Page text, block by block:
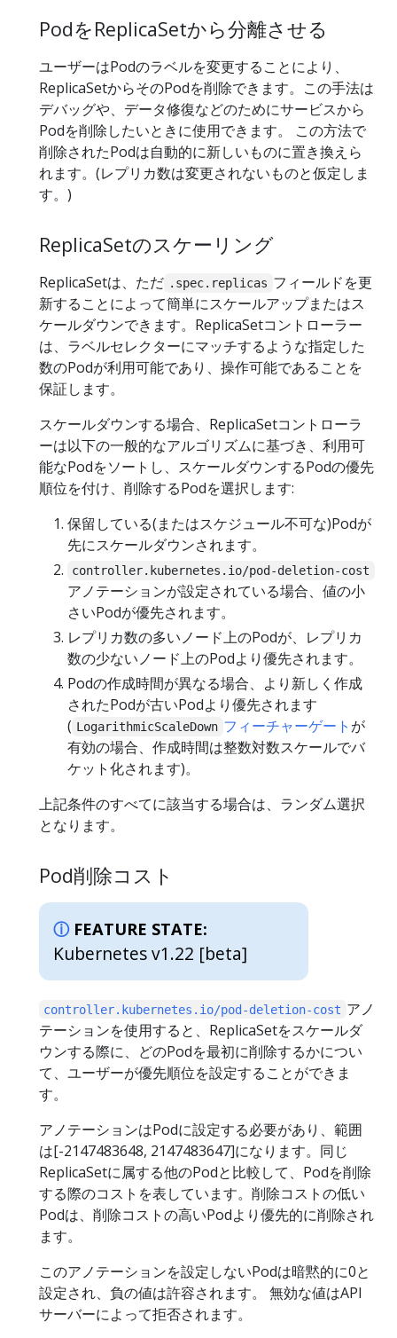
PodをReplicaSetから分離させる
ユーザーはPodのラベルを変更することにより、
ReplicaSetからそのPodを削除できます。この手法は
デバッグや、データ修復などのためにサービスから
Podを削除したいときに使用できます。 この方法で
削除されたPodは自動的に新しいものに置き換えら
れます。(レプリカ数は変更されないものと仮定しま
す。)
ReplicaSetのスケーリング
ReplicaSetは、ただ .spec.replicas フィールドを更
新することによって簡単にスケールアップまたはス
ケールダウンできます。ReplicaSetコントローラー
は、ラベルセレクターにマッチするような指定した
数のPodが利用可能であり、操作可能であることを
保証します。
スケールダウンする場合、ReplicaSetコントローラ
ーは以下の一般的なアルゴリズムに基づき、利用可
能なPodをソートし、スケールダウンするPodの優先
順位を付け、削除するPodを選択します:
保留している(またはスケジュール不可な)Podが
先にスケールダウンされます。
controller.kubernetes.io/pod-deletion-cost
アノテーションが設定されている場合、値の小
さいPodが優先されます。
レプリカ数の多いノード上のPodが、レプリカ
数の少ないノード上のPodより優先されます。
Podの作成時間が異なる場合、より新しく作成
されたPodが古いPodより優先されます
( LogarithmicScaleDown フィーチャーゲート が
有効の場合、作成時間は整数対数スケールでバ
ケット化されます)。
上記条件のすべてに該当する場合は、ランダム選択
となります。
Pod削除コスト
FEATURE STATE:
Kubernetes v1.22 [beta]
controller.kubernetes.io/pod-deletion-cost アノ
テーションを使用すると、ReplicaSetをスケールダ
ウンする際に、どのPodを最初に削除するかについ
て、ユーザーが優先順位を設定することができま
す。
アノテーションはPodに設定する必要があり、範囲
は[-2147483648, 2147483647]になります。同じ
ReplicaSetに属する他のPodと比較して、Podを削除
する際のコストを表しています。削除コストの低い
Podは、削除コストの高いPodより優先的に削除され
ます。
このアノテーションを設定しないPodは暗黙的に0と
設定され、負の値は許容されます。 無効な値はAPI
サーバーによって拒否されます。